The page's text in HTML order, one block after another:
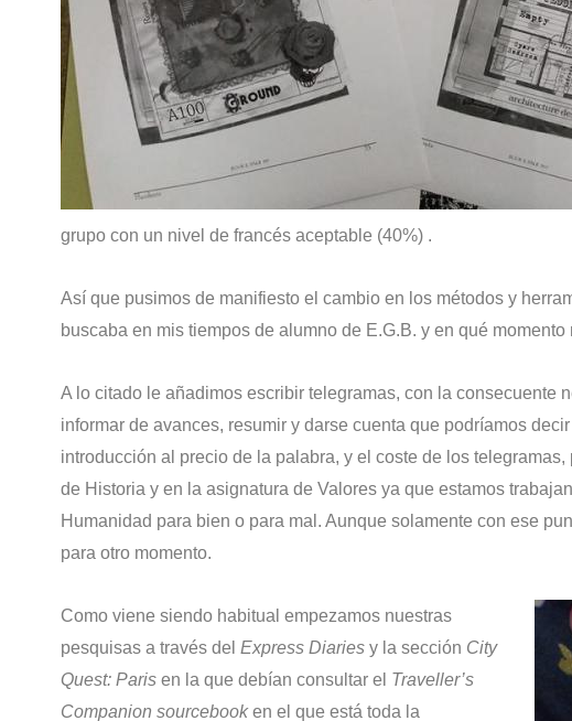
grupo con un nivel de francés aceptable (40%) .
Así que pusimos de manifiesto el cambio en los métodos y
buscaba en mis tiempos de alumno de E.G.B. y en qué
A lo citado le añadimos escribir telegramas, con la consecuente
informar de avances, resumir y darse cuenta que podríamos
introducción al precio de la palabra, y el coste de los
de Historia y en la asignatura de Valores ya que estamos
Humanidad para bien o para mal. Aunque solamente con ese
para otro momento.
Como viene siendo habitual empezamos nuestras
pesquisas a través del Express Diariesy la sección City
Quest: Parisen la que debían consultar el Traveller’s
Companion sourcebooken el que está toda la